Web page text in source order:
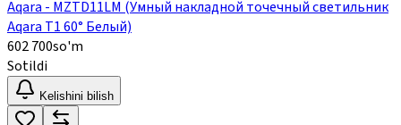
Aqara - MZTD11LM (Умный накладной точечный светильник
Aqara Т1 60° Белый)
602 700so'm
Sotildi
Kelishini bilish